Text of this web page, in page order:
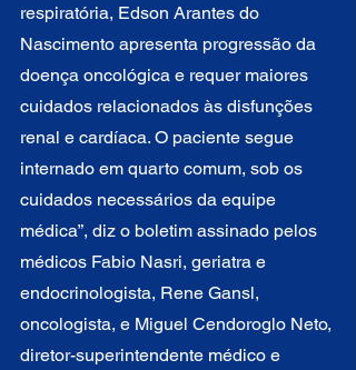
respiratória, Edson Arantes do
Nascimento apresenta progressão da
doença oncológica e requer maiores
cuidados relacionados às disfunções
renal e cardíaca. O paciente segue
internado em quarto comum, sob os
cuidados necessários da equipe
médica”, diz o boletim assinado pelos
médicos Fabio Nasri, geriatra e
endocrinologista, Rene Gansl,
oncologista, e Miguel Cendoroglo Neto,
diretor-superintendente médico e